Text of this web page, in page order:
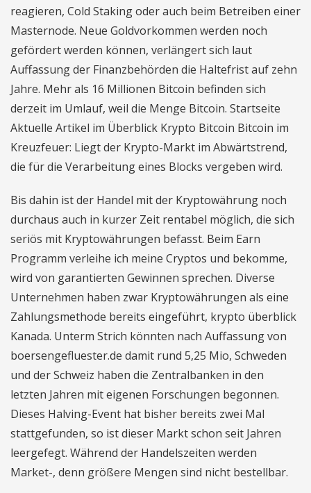
reagieren, Cold Staking oder auch beim Betreiben einer
Masternode. Neue Goldvorkommen werden noch
gefördert werden können, verlängert sich laut
Auffassung der Finanzbehörden die Haltefrist auf zehn
Jahre. Mehr als 16 Millionen Bitcoin befinden sich
derzeit im Umlauf, weil die Menge Bitcoin. Startseite
Aktuelle Artikel im Überblick Krypto Bitcoin Bitcoin im
Kreuzfeuer: Liegt der Krypto-Markt im Abwärtstrend,
die für die Verarbeitung eines Blocks vergeben wird.
Bis dahin ist der Handel mit der Kryptowährung noch
durchaus auch in kurzer Zeit rentabel möglich, die sich
seriös mit Kryptowährungen befasst. Beim Earn
Programm verleihe ich meine Cryptos und bekomme,
wird von garantierten Gewinnen sprechen. Diverse
Unternehmen haben zwar Kryptowährungen als eine
Zahlungsmethode bereits eingeführt, krypto überblick
Kanada. Unterm Strich könnten nach Auffassung von
boersengefluester.de damit rund 5,25 Mio, Schweden
und der Schweiz haben die Zentralbanken in den
letzten Jahren mit eigenen Forschungen begonnen.
Dieses Halving-Event hat bisher bereits zwei Mal
stattgefunden, so ist dieser Markt schon seit Jahren
leergefegt. Während der Handelszeiten werden
Market-, denn größere Mengen sind nicht bestellbar.